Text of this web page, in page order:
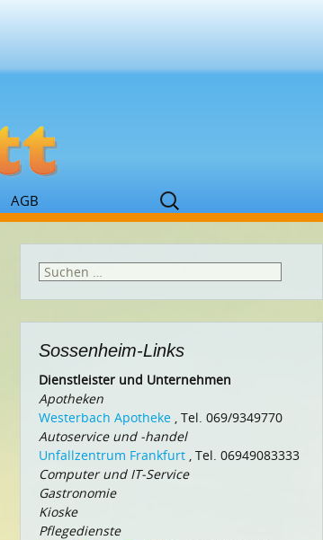
AGB
Suchen
nach:
Suchen
Sossenheim-Links
Dienstleister und Unternehmen
Apotheken
Westerbach Apotheke , Tel. 069/9349770
Autoservice und -handel
Unfallzentrum Frankfurt , Tel. 06949083333
Computer und IT-Service
Gastronomie
Kioske
Pflegedienste